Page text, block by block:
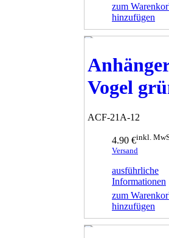
zum
hinzufügen
Vogel
ACF-21A-12
4.90 €inkl.
Versand
ausführliche
Informationen
zum
hinzufügen